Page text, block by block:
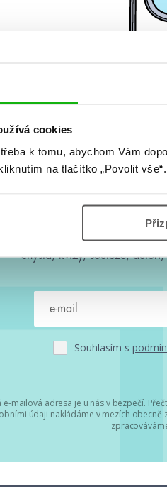
cookies
k tomu, abychom Vám
na tlačítko „Povolit vše“.
Vše kolem #youngadult každý
chystá, kvízy, soutěže,
Souhlasím s
e-mailová adresa je u nás v bezpečí.
údaji nakládáme v mezích obecně